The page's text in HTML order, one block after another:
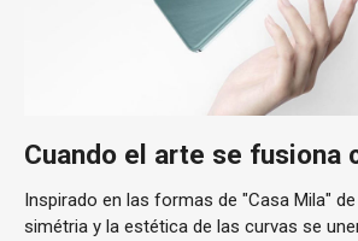
Cuando el arte se fusiona
Inspirado en las formas de "Casa Mila"
simétria y la estética de las curvas se